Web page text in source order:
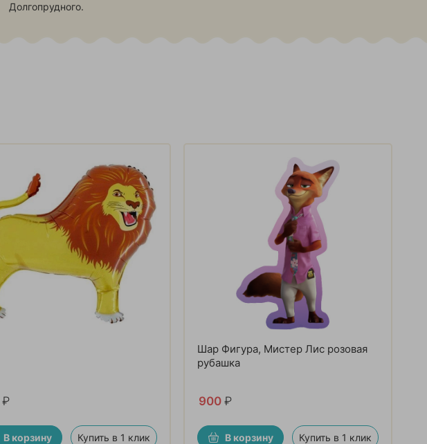
Долгопрудного.
₽
В корзину Купить в 1 клик
Шар Фигура, Мистер Лис розовая
рубашка
900 ₽
В корзину Купить в 1 клик